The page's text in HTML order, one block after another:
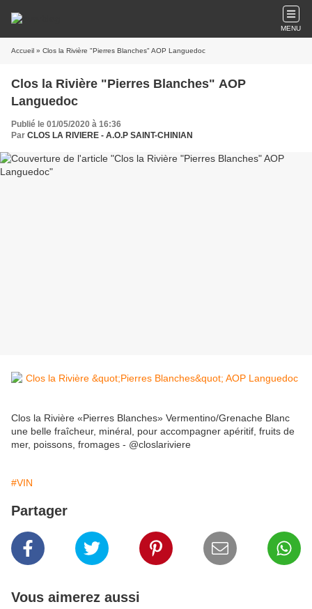
MENU
Accueil » Clos la Rivière "Pierres Blanches" AOP Languedoc
Clos la Rivière "Pierres Blanches" AOP
Languedoc
Publié le 01/05/2020 à 16:36
Par CLOS LA RIVIERE - A.O.P SAINT-CHINIAN
Clos la Rivière «Pierres Blanches» Vermentino/Grenache Blanc
une belle fraîcheur, minéral, pour accompagner apéritif, fruits de
mer, poissons, fromages - @closlariviere
#VIN
Partager
Vous aimerez aussi